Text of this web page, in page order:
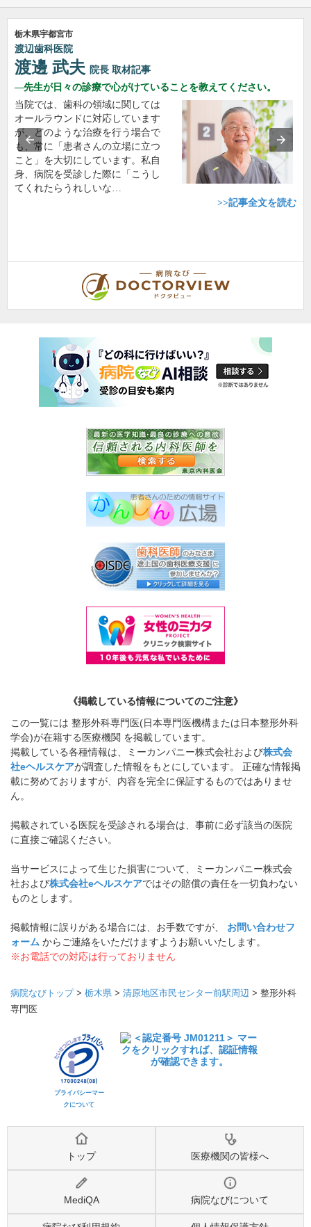
栃木県宇都宮市
渡辺歯科医院
渡邊 武夫 院長 取材記事
先生が日々の診療で心がけていることを教えてください。
当院では、歯科の領域に関しては
オールラウンドに対応しています
が、どのような治療を行う場合で
も、常に「患者さんの立場に立つ
こと」を大切にしています。私自
身、病院を受診した際に「こうし
てくれたらうれしいな…
>>記事全文を読む
《掲載している情報についてのご注意》
この一覧には 整形外科専門医(日本専門医機構または日本整形外科
学会)が在籍する医療機関 を掲載しています。
掲載している各種情報は、ミーカンパニー株式会社および株式会
社eヘルスケアが調査した情報をもとにしています。 正確な情報掲
載に努めておりますが、内容を完全に保証するものではありませ
ん。
掲載されている医院を受診される場合は、事前に必ず該当の医院
に直接ご確認ください。
当サービスによって生じた損害について、ミーカンパニー株式会
社および株式会社eヘルスケアではその賠償の責任を一切負わない
ものとします。
掲載情報に誤りがある場合には、お手数ですが、 お問い合わせフ
ォーム からご連絡をいただけますようお願いいたします。
※お電話での対応は行っておりません
病院なびトップ> 栃木県 > 清原地区市民センター前駅周辺 > 整形外科
専門医
プライバシーマー
クについて
トップ 医療機関の皆様へ
MediQA 病院なびについて